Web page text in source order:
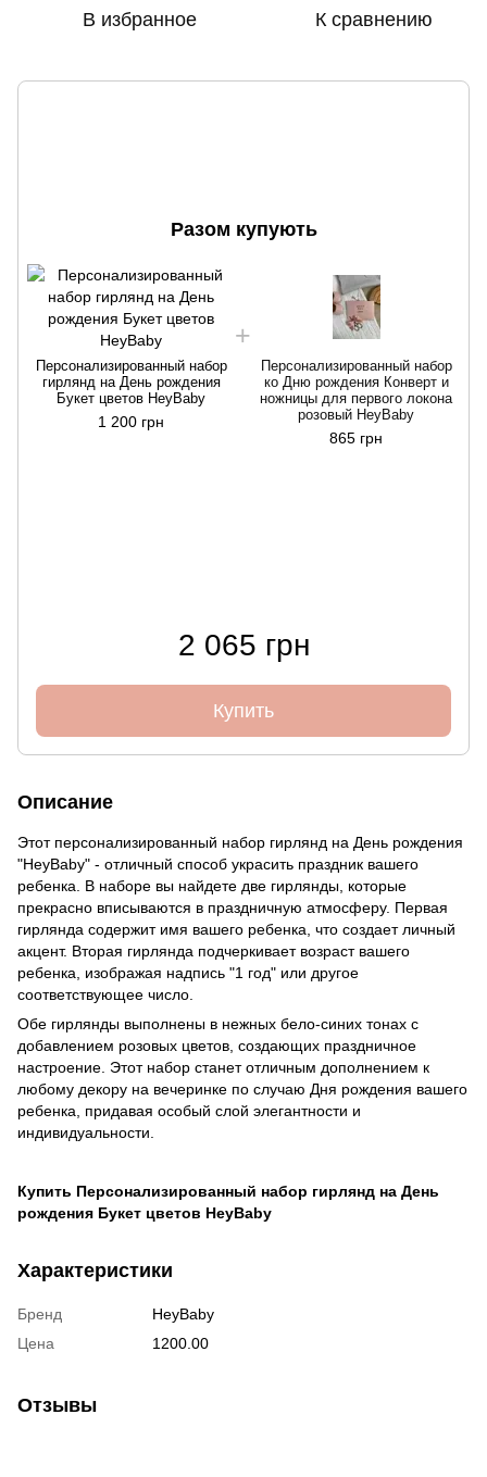
В избранное К сравнению
Разом купують
Персонализированный набор
гирлянд на День рождения
Букет цветов HeyBaby
1 200 грн
Персонализированный набор
ко Дню рождения Конверт и
ножницы для первого локона
розовый HeyBaby
865 грн
2 065 грн
Купить
Описание
Этот персонализированный набор гирлянд на День рождения
"HeyBaby" - отличный способ украсить праздник вашего
ребенка. В наборе вы найдете две гирлянды, которые
прекрасно вписываются в праздничную атмосферу. Первая
гирлянда содержит имя вашего ребенка, что создает личный
акцент. Вторая гирлянда подчеркивает возраст вашего
ребенка, изображая надпись "1 год" или другое
соответствующее число.
Обе гирлянды выполнены в нежных бело-синих тонах с
добавлением розовых цветов, создающих праздничное
настроение. Этот набор станет отличным дополнением к
любому декору на вечеринке по случаю Дня рождения вашего
ребенка, придавая особый слой элегантности и
индивидуальности.
Купить Персонализированный набор гирлянд на День
рождения Букет цветов HeyBaby
Характеристики
Бренд
HeyBaby
Цена
1200.00
Отзывы